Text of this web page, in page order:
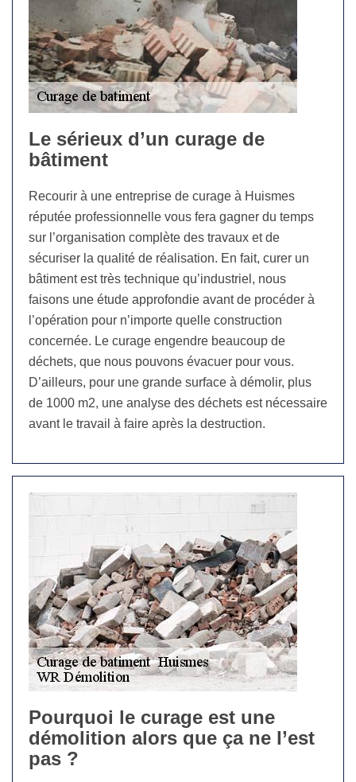
Le sérieux d’un curage de
bâtiment
Recourir à une entreprise de curage à Huismes
réputée professionnelle vous fera gagner du temps
sur l’organisation complète des travaux et de
sécuriser la qualité de réalisation. En fait, curer un
bâtiment est très technique qu’industriel, nous
faisons une étude approfondie avant de procéder à
l’opération pour n’importe quelle construction
concernée. Le curage engendre beaucoup de
déchets, que nous pouvons évacuer pour vous.
D’ailleurs, pour une grande surface à démolir, plus
de 1000 m2, une analyse des déchets est nécessaire
avant le travail à faire après la destruction.
Pourquoi le curage est une
démolition alors que ça ne l’est
pas ?